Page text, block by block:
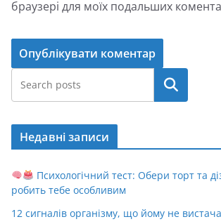
браузері для моїх подальших
Пошук
Недавні записи
Психологічний тест: Обери торт та
робить тебе особливим
12 сигналів організму, що йому не